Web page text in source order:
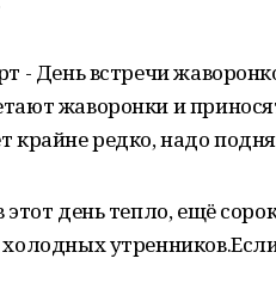
- День встречи
жаворонки и
крайне редко, надо
этот день тепло, ещё
холодных